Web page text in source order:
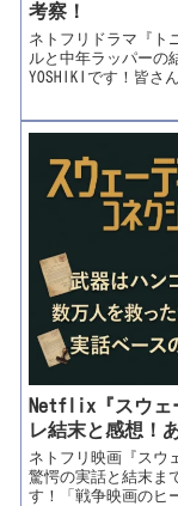
考察！
ネトフリドラマ『ト
ルと中年ラッパーの
YOSHIKIです！皆さ
い年齢になってい
は厳しく、気づけば
田舎の実家には、自
知らなかった「13
が待っていたとし
始となるや否や、そ
でいるドイツ発の
ニ・イン・ダ・ハ
Crap Happens）で
ンで18年もくすぶ
親を亡くし、忌み
ることから始まる
Netflix『スウェ
レ結末と感想！
ネトフリ映画『スウ
驚愕の実話と結末ま
す！「戦争映画のヒ